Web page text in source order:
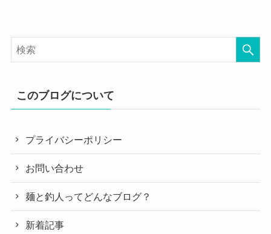
このブログについて
プライバシーポリシー
お問い合わせ
麺と釣人ってどんなブログ？
新着記事